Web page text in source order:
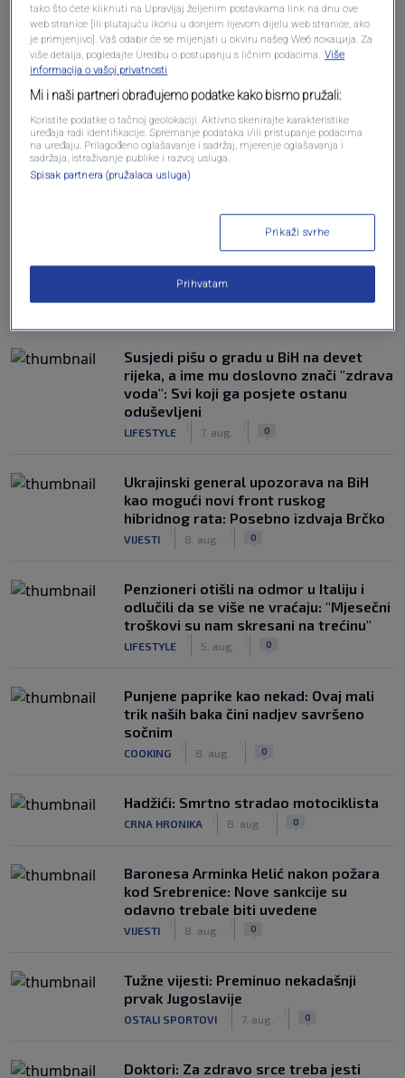
Oglas
NAJČITANIJE
Susjedi pišu o gradu u BiH na devet
rijeka, a ime mu doslovno znači "zdrava
voda": Svi koji ga posjete ostanu
oduševljeni
LIFESTYLE 7. aug. 0
Ukrajinski general upozorava na BiH
kao mogući novi front ruskog
hibridnog rata: Posebno izdvaja Brčko
VIJESTI 8. aug. 0
Penzioneri otišli na odmor u Italiju i
odlučili da se više ne vraćaju: "Mjesečni
troškovi su nam skresani na trećinu"
LIFESTYLE 5. aug. 0
Punjene paprike kao nekad: Ovaj mali
trik naših baka čini nadjev savršeno
sočnim
COOKING 8. aug. 0
Hadžići: Smrtno stradao motociklista
CRNA HRONIKA 8. aug. 0
Baronesa Arminka Helić nakon požara
kod Srebrenice: Nove sankcije su
odavno trebale biti uvedene
VIJESTI 8. aug. 0
Tužne vijesti: Preminuo nekadašnji
prvak Jugoslavije
OSTALI SPORTOVI 7. aug. 0
Doktori: Za zdravo srce treba jesti
tako što ćete kliknuti na Upravljaj željenim postavkama link na dnu ove
web stranice [ili plutajuću ikonu u donjem lijevom dijelu web stranice, ako
je primjenjivo]. Vaš odabir će se mijenjati u okviru našeg Wеб локација. Za
više detalja, pogledajte Uredbu o postupanju s ličnim podacima. Više
informacija o vašoj privatnosti
Mi i naši partneri obrađujemo podatke kako bismo pružali:
Koristite podatke o tačnoj geolokaciji. Aktivno skenirajte karakteristike
uređaja radi identifikacije. Spremanje podataka i/ili pristupanje podacima
na uređaju. Prilagođeno oglašavanje i sadržaj, mjerenje oglašavanja i
sadržaja, istraživanje publike i razvoj usluga.
Spisak partnera (pružalaca usluga)
Prikaži svrhe
Prihvatam